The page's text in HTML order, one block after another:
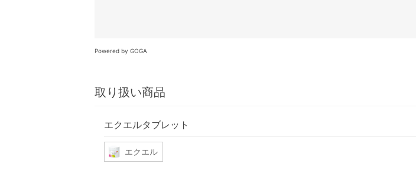
Powered by GOGA
取り扱い商品
エクエルタブレット
エクエル